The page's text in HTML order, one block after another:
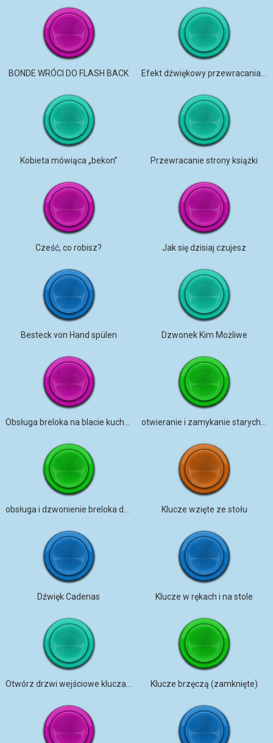
BONDE WRÓCI DO FLASH BACK
Kobieta mówiąca „bekon” Przewracanie strony książki
Cześć, co robisz? Jak się dzisiaj czujesz
Besteck von Hand spülen Dzwonek Kim Możliwe
Klucze wzięte ze stołu
Dźwięk Cadenas Klucze w rękach i na stole
Klucze brzęczą (zamknięte)